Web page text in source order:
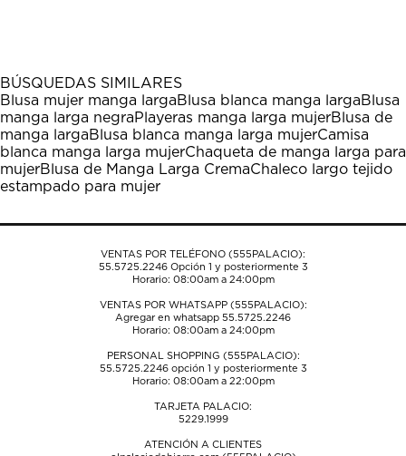
1
estrella
Esta
acción
abrirá
el
formulario
de
estrellas.
Esta
acción
abrirá
el
formulario
de
estrellas.
Esta
acción
abrirá
el
formulario
de
estrellas.
Esta
acción
abrirá
el
formulario
de
estrellas.
Esta
acción
abrirá
el
formulario
de
BÚSQUEDAS SIMILARES
Blusa mujer manga largaBlusa blanca manga largaBlusa
manga larga negraPlayeras manga larga mujerBlusa de
manga largaBlusa blanca manga larga mujerCamisa
blanca manga larga mujerChaqueta de manga larga para
mujerBlusa de Manga Larga CremaChaleco largo tejido
estampado para mujer
VENTAS POR TELÉFONO (555PALACIO):
55.5725.2246Opción 1 y posteriormente 3
Horario: 08:00am a 24:00pm
VENTAS POR WHATSAPP (555PALACIO):
Agregar en whatsapp 55.5725.2246
Horario: 08:00am a 24:00pm
PERSONAL SHOPPING (555PALACIO):
55.5725.2246opción 1 y posteriormente 3
Horario: 08:00am a 22:00pm
TARJETA PALACIO:
5229.1999
ATENCIÓN A CLIENTES